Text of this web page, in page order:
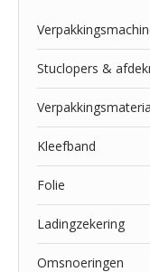
Stuclopers &
Kleefband
Folie
Ladingzekering
Omsnoeringen